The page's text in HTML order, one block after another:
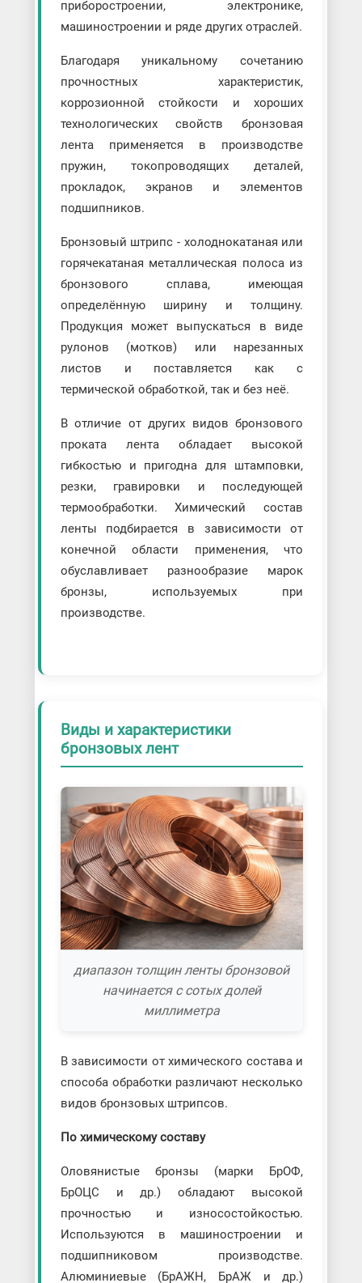
приборостроении, электронике,
машиностроении и ряде других отраслей.
Благодаря уникальному сочетанию
прочностных характеристик,
коррозионной стойкости и хороших
технологических свойств бронзовая
лента применяется в производстве
пружин, токопроводящих деталей,
прокладок, экранов и элементов
подшипников.
Бронзовый штрипс - холоднокатаная или
горячекатаная металлическая полоса из
бронзового сплава, имеющая
определённую ширину и толщину.
Продукция может выпускаться в виде
рулонов (мотков) или нарезанных
листов и поставляется как с
термической обработкой, так и без неё.
В отличие от других видов бронзового
проката лента обладает высокой
гибкостью и пригодна для штамповки,
резки, гравировки и последующей
термообработки. Химический состав
ленты подбирается в зависимости от
конечной области применения, что
обуславливает разнообразие марок
бронзы, используемых при
производстве.
Виды и характеристики
бронзовых лент
диапазон толщин ленты бронзовой
начинается с сотых долей
миллиметра
В зависимости от химического состава и
способа обработки различают несколько
видов бронзовых штрипсов.
По химическому составу
Оловянистые бронзы (марки БрОФ,
БрОЦС и др.) обладают высокой
прочностью и износостойкостью.
Используются в машиностроении и
подшипниковом производстве.
Алюминиевые (БрАЖН, БрАЖ и др.)